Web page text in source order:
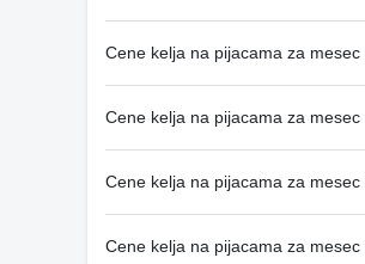
Cene kelja na pijacama za
Cene kelja na pijacama za
Cene kelja na pijacama za
Cene kelja na pijacama za